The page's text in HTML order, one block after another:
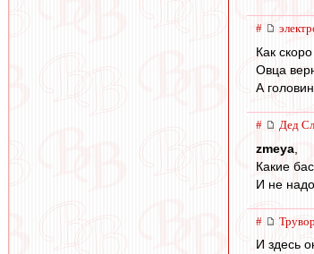
#
Как
Овца
А
# Дед
zmeya
Какие
И не
# Трувор
И здесь